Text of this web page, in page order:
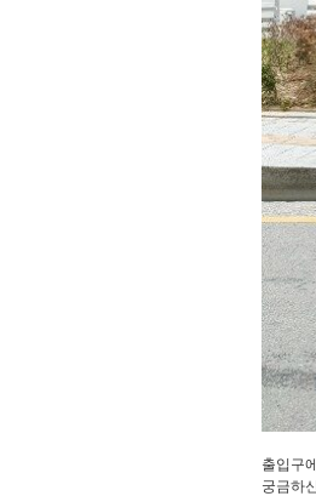
출입구
궁금하